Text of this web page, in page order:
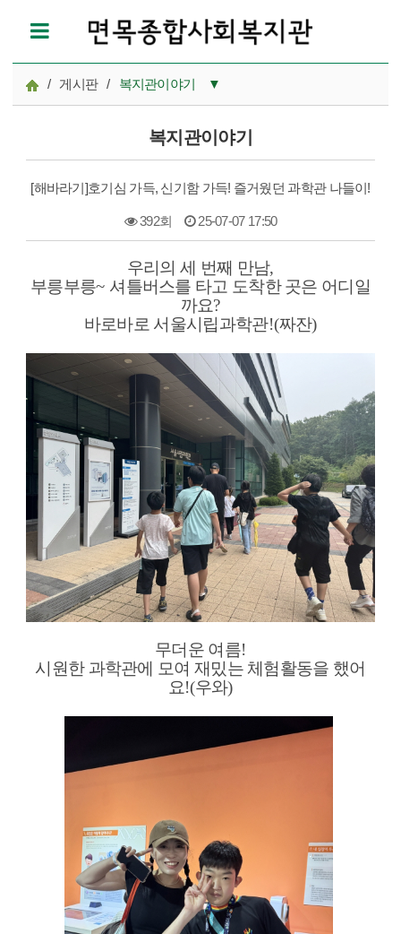
/ 게시판 / 복지관이야기 ▼
참여모집
복지관이야기
카드뉴스
자료실
복지관이야기
[해바라기]호기심 가득, 신기함 가득! 즐거웠던 과학관 나들이!
392회 25-07-07 17:50
우리의 세 번째 만남,
부릉부릉~ 셔틀버스를 타고 도착한 곳은 어디일
까요?
바로바로 서울시립과학관!(짜잔)
무더운 여름!
시원한 과학관에 모여 재밌는 체험활동을 했어
요!(우와)